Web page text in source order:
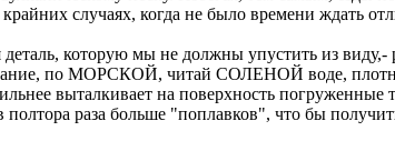
случаях, когда не было времени ждать
которую мы не должны упустить из виду,-
по МОРСКОЙ, читай СОЛЕНОЙ воде,
выталкивает на поверхность
раза больше "поплавков", что бы